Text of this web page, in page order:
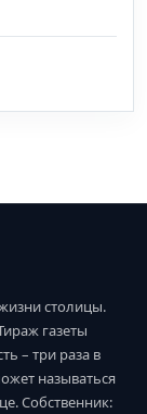
столицы.
газеты
– три раза в
называться
Собственник: